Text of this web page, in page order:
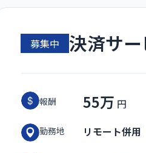
募集中 決済サ
報酬 55万
勤務地 リモート併用